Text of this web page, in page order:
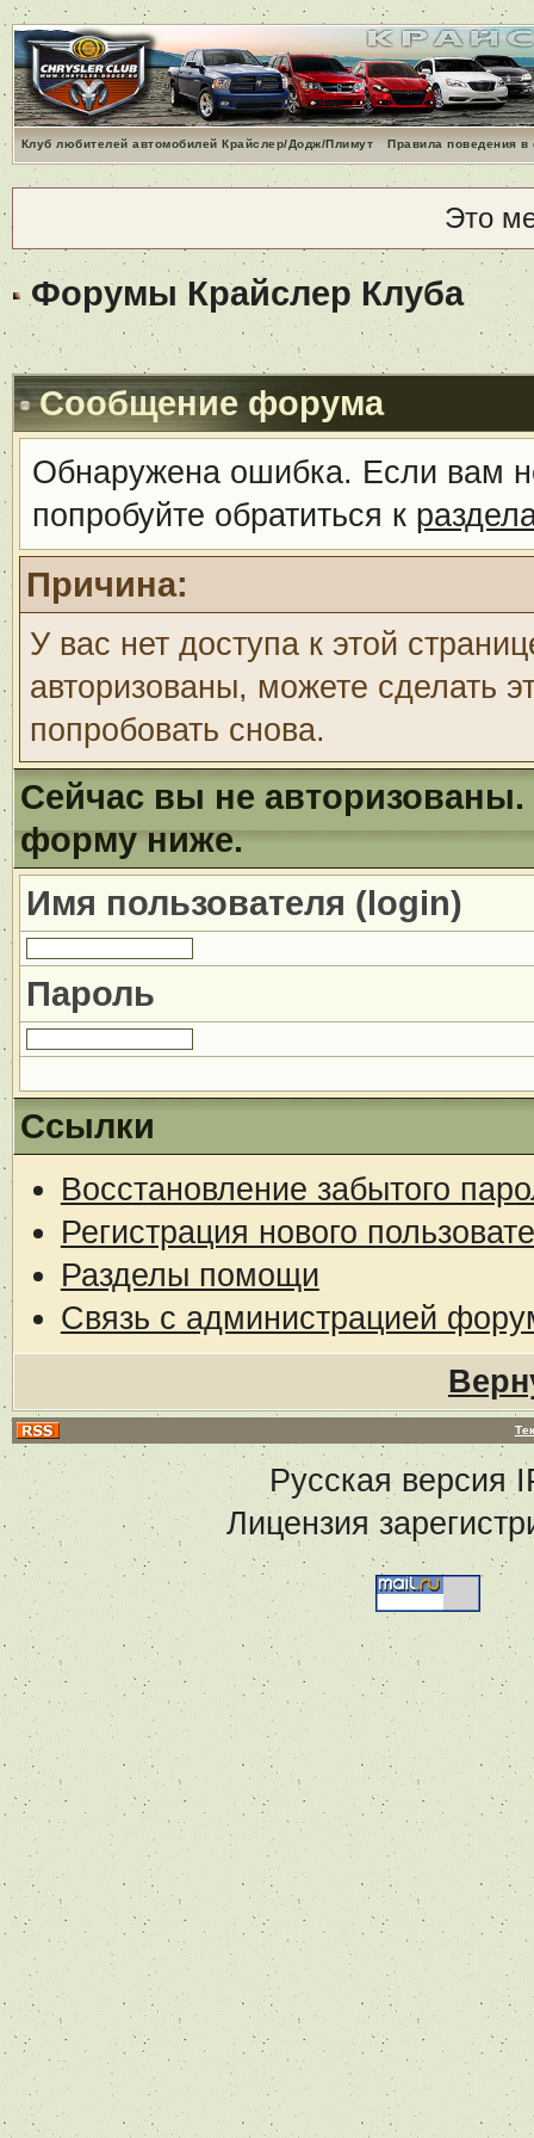
Клуб любителей автомобилей Крайслер/Додж/Плимут Правила поведения
Это
Форумы Крайслер Клуба
Сообщение форума
Обнаружена ошибка. Если вам
попробуйте обратиться к
Причина:
У вас нет доступа к этой
авторизованы, можете сделать
попробовать снова.
Сейчас вы не авторизованы.
форму ниже.
Имя пользователя (login)
Пароль
Ссылки
Восстановление забытого
Регистрация нового
Разделы помощи
Связь с администрацией
Русская версия
Лицензия